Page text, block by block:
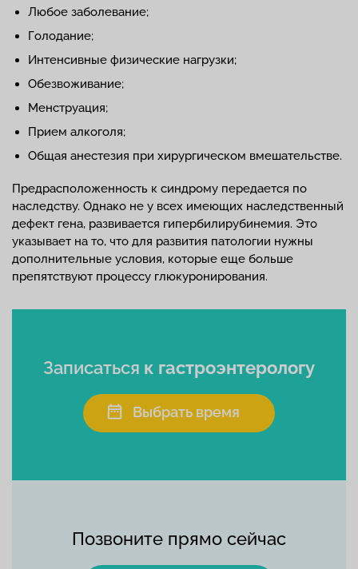
Любое заболевание;
Голодание;
Интенсивные физические нагрузки;
Обезвоживание;
Менструация;
Прием алкоголя;
Общая анестезия при хирургическом вмешательстве.
Предрасположенность к синдрому передается по
наследству. Однако не у всех имеющих наследственный
дефект гена, развивается гипербилирубинемия. Это
указывает на то, что для развития патологии нужны
дополнительные условия, которые еще больше
препятствуют процессу глюкуронирования.
Позвоните прямо сейчас
Записаться к гастроэнтерологу
Выбрать время